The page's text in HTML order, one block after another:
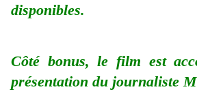
disponibles.
Côté bonus, le film est
présentation du journaliste